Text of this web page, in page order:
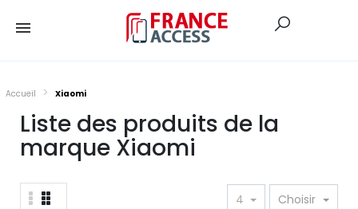
Accueil Xiaomi
Liste des produits de la
marque Xiaomi
4 Choisir